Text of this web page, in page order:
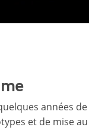
années
et de mise